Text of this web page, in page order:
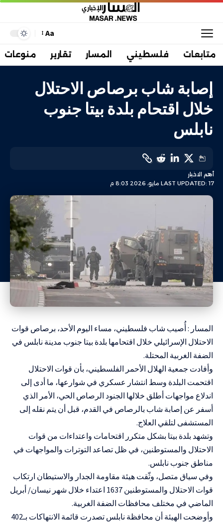
Aa
متابعات فلسطيني المسار تقارير منوعات
إصابة شاب برصاص الاحتلال
خلال اقتحام بلدة بيتا جنوب
نابلس
LAST UPDATED: 17 مايو، 2026 8:03 م
أهم الاخبار
المسار : أُصيب شاب فلسطيني، مساء اليوم الأحد، برصاص قوات
الاحتلال الإسرائيلي خلال اقتحامها بلدة بيتا جنوب مدينة نابلس في
الضفة الغربية المحتلة.
وأفادت جمعية الهلال الأحمر الفلسطيني، بأن قوات الاحتلال
اقتحمت البلدة وسط انتشار عسكري في شوارعها، ما أدى إلى
اندلاع مواجهات أطلق خلالها الجنود الرصاص الحي، الأمر الذي
أسفر عن إصابة شاب بالرصاص في القدم، قبل أن يتم نقله إلى
المستشفى لتلقي العلاج.
وتشهد بلدة بيتا بشكل متكرر اقتحامات واعتداءات من قوات
الاحتلال والمستوطنين، في ظل تصاعد التوترات والمواجهات في
مناطق جنوب نابلس.
وفي سياق متصل، وثّقت هيئة مقاومة الجدار والاستيطان ارتكاب
قوات الاحتلال والمستوطنين 1637 اعتداء خلال شهر نيسان/ أبريل
الماضي في مختلف محافظات الضفة الغربية.
وأوضحت الهيئة أن محافظة نابلس تصدرت قائمة الانتهاكات بـ402